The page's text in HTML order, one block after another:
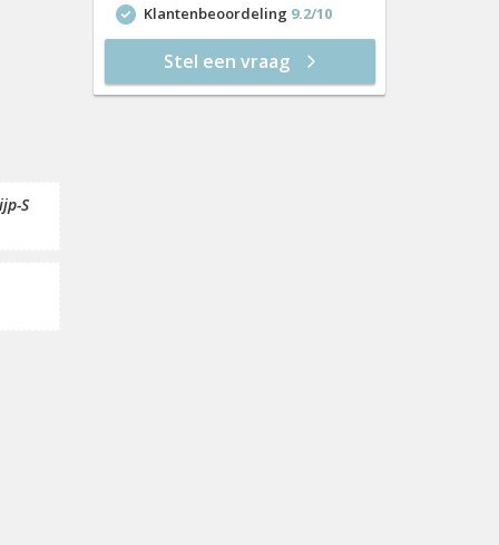
do 20 aug
vr 21 aug
12:30
Klantenbeoordeling 9.2/10
Stel een vraag
S